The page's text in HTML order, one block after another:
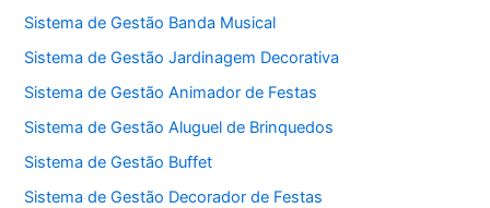
Sistema de Gestão Banda Musical
Sistema de Gestão Jardinagem Decorativa
Sistema de Gestão Animador de Festas
Sistema de Gestão Aluguel de Brinquedos
Sistema de Gestão Buffet
Sistema de Gestão Decorador de Festas